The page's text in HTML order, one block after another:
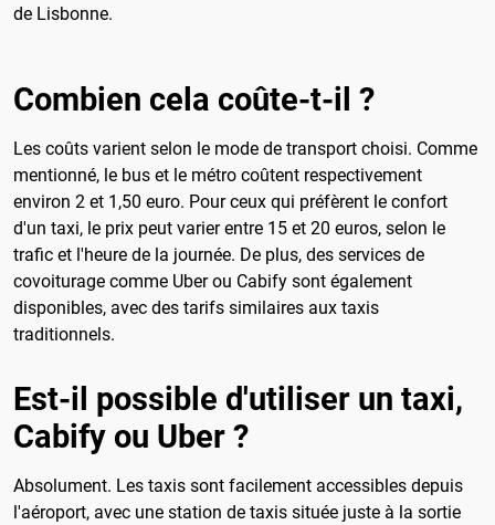
de Lisbonne.
Combien cela coûte-t-il ?
Les coûts varient selon le mode de transport choisi. Comme
mentionné, le bus et le métro coûtent respectivement
environ 2 et 1,50 euro. Pour ceux qui préfèrent le confort
d'un taxi, le prix peut varier entre 15 et 20 euros, selon le
trafic et l'heure de la journée. De plus, des services de
covoiturage comme Uber ou Cabify sont également
disponibles, avec des tarifs similaires aux taxis
traditionnels.
Est-il possible d'utiliser un taxi,
Cabify ou Uber ?
Absolument. Les taxis sont facilement accessibles depuis
l'aéroport, avec une station de taxis située juste à la sortie